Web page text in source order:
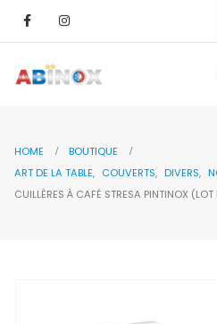
HOME
BOUTIQUE
ART DE LA TABLE, COUVERTS, DIVERS,
CUILLÈRES À CAFÉ STRESA PINTINOX (LOT